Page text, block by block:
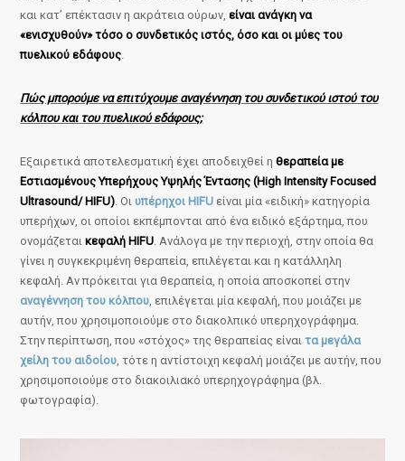
και κατ’ επέκτασιν η ακράτεια ούρων,είναι ανάγκη να
«ενισχυθούν» τόσο ο συνδετικός ιστός, όσο και οι μύες του
πυελικού εδάφους
Πώς μπορούμε να επιτύχουμε αναγέννηση του συνδετικού ιστού του
κόλπου και του πυελικού εδάφους;
Εξαιρετικά αποτελεσματική έχει αποδειχθεί η θεραπεία με
Εστιασμένους Υπερήχους Υψηλής Έντασης (High Intensity Focused
Ultrasound/ HIFU) . Οιυπέρηχοι HIFU είναι μία «ειδική» κατηγορία
υπερήχων, οι οποίοι εκπέμπονται από ένα ειδικό εξάρτημα, που
ονομάζεταικεφαλή HIFU . Ανάλογα με την περιοχή, στην οποία θα
γίνει η συγκεκριμένη θεραπεία, επιλέγεται και η κατάλληλη
κεφαλή. Αν πρόκειται για θεραπεία, η οποία αποσκοπεί στην
αναγέννηση του κόλπου , επιλέγεται μία κεφαλή, που μοιάζει με
αυτήν, που χρησιμοποιούμε στο διακολπικό υπερηχογράφημα.
Στην περίπτωση, που «στόχος» της θεραπείας είναιτα μεγάλα
χείλη του αιδοίου , τότε η αντίστοιχη κεφαλή μοιάζει με αυτήν, που
χρησιμοποιούμε στο διακοιλιακό υπερηχογράφημα (βλ.
φωτογραφία).